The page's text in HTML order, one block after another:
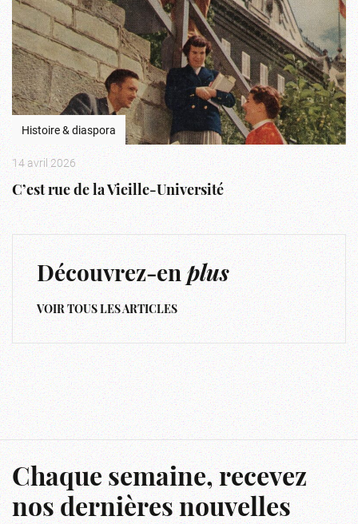
Histoire & diaspora
14 avril 2026
C’est rue de la Vieille-Université
Découvrez-enplus
VOIR TOUS LES ARTICLES
Chaque semaine, recevez
nos dernières nouvelles